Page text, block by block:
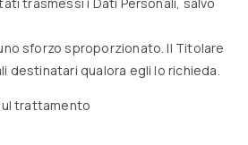
sforzo sproporzionato. Il Titolare
destinatari qualora egli lo richieda.
trattamento